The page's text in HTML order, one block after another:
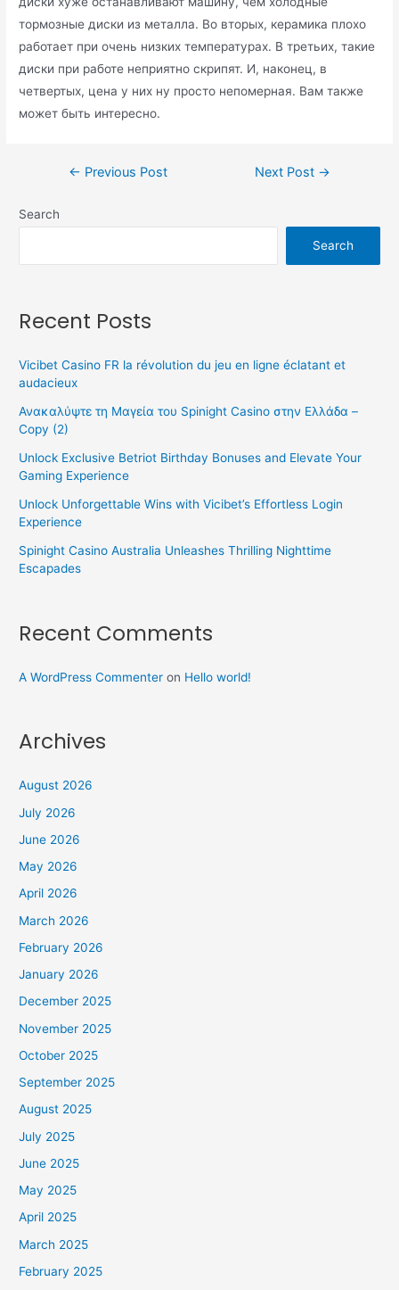
тормозные диски из металла. Во вторых, керамика плохо
работает при очень низких температурах. В третьих, такие
диски при работе неприятно скрипят. И, наконец, в
четвертых, цена у них ну просто непомерная. Вам также
может быть интересно.
← Previous Post Next Post →
Search
Search
Recent Posts
Vicibet Casino FR la révolution du jeu en ligne éclatant et
audacieux
Ανακαλύψτε τη Μαγεία του Spinight Casino στην Ελλάδα –
Copy (2)
Unlock Exclusive Betriot Birthday Bonuses and Elevate Your
Gaming Experience
Unlock Unforgettable Wins with Vicibet’s Effortless Login
Experience
Spinight Casino Australia Unleashes Thrilling Nighttime
Escapades
Recent Comments
A WordPress Commenter on Hello world!
Archives
August 2026
July 2026
June 2026
May 2026
April 2026
March 2026
February 2026
January 2026
December 2025
November 2025
October 2025
September 2025
August 2025
July 2025
June 2025
May 2025
April 2025
March 2025
February 2025